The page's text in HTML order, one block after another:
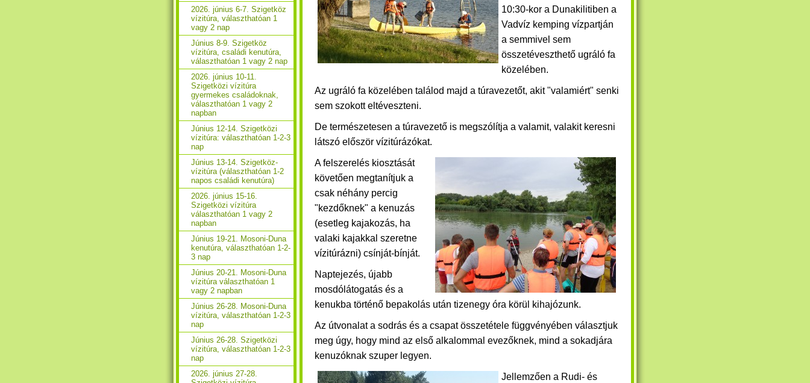
10:30-kor a Dunakilitiben a
Vadvíz kemping vízpartján
a semmivel sem
összetéveszthető ugráló fa
közelében.
Az ugráló fa közelében találod majd a túravezetőt, akit "valamiért" senki
sem szokott eltéveszteni.
De természetesen a túravezető is megszólítja a valamit, valakit keresni
látszó először vízitúrázókat.
A felszerelés kiosztását
követően megtanítjuk a
csak néhány percig
"kezdőknek" a kenuzás
(esetleg kajakozás, ha
valaki kajakkal szeretne
vízitúrázni) csínját-bínját.
Naptejezés, újabb
mosdólátogatás és a
kenukba történő bepakolás után tizenegy óra körül kihajózunk.
Az útvonalat a sodrás és a csapat összetétele függvényében választjuk
meg úgy, hogy mind az első alkalommal evezőknek, mind a sokadjára
kenuzóknak szuper legyen.
Jellemzően a Rudi- és
2026. június 6-7. Szigetköz
vízitúra, választhatóan 1
vagy 2 nap
Június 8-9. Szigetköz
vízitúra, családi kenutúra,
választhatóan 1 vagy 2 nap
2026. június 10-11.
Szigetközi vízitúra
gyermekes családoknak,
választhatóan 1 vagy 2
napban
Június 12-14. Szigetközi
vízitúra: választhatóan 1-2-3
nap
Június 13-14. Szigetköz-
vízitúra (választhatóan 1-2
napos családi kenutúra)
2026. június 15-16.
Szigetközi vízitúra
választhatóan 1 vagy 2
napban
Június 19-21. Mosoni-Duna
kenutúra, választhatóan 1-2-
3 nap
Június 20-21. Mosoni-Duna
vízitúra választhatóan 1
vagy 2 napban
Június 26-28. Mosoni-Duna
vízitúra, választhatóan 1-2-3
nap
Június 26-28. Szigetközi
vízitúra, választhatóan 1-2-3
nap
2026. június 27-28.